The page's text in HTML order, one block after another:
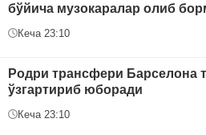
бўйича музокаралар олиб
Кеча 23:10
Родри трансфери Барселона
ўзгартириб юборади
Кеча 23:10